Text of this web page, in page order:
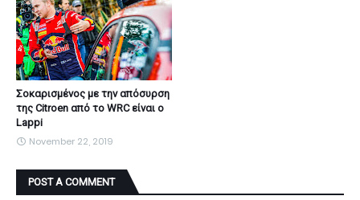
Σοκαρισμένος με την απόσυρση
της Citroen από το WRC είναι ο
Lappi
November 22, 2019
POST A COMMENT